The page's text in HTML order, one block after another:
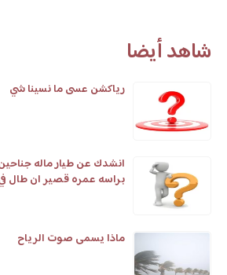
شاهد أيضا
رياكشن عسى ما نسينا شي
انشدك عن طيار ماله
براسه عمره قصير ان طال
ماذا يسمى صوت الرياح